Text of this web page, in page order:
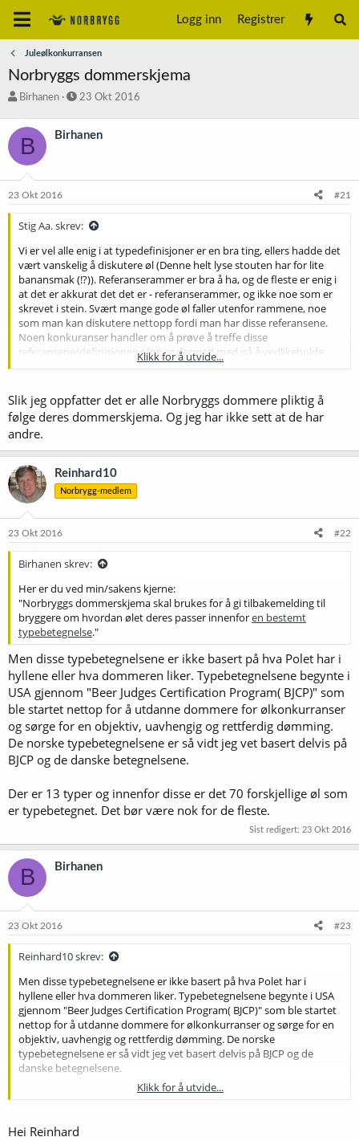
Logg inn Registrer
Juleølkonkurransen
Norbryggs dommerskjema
T
å
d
s
a
r
t
e
Birhanen
S
r
a
o
23 Okt 2016
B Birhanen
23 Okt 2016 #21
Stig Aa. skrev:
Vi er vel alle enig i at typedefinisjoner er en bra ting, ellers hadde det
vært vanskelig å diskutere øl (Denne helt lyse stouten har for lite
banansmak (!?)). Referanserammer er bra å ha, og de fleste er enig i
at det er akkurat det det er - referanserammer, og ikke noe som er
skrevet i stein. Svært mange gode øl faller utenfor rammene, noe
som man kan diskutere nettopp fordi man har disse referansene.
Noen konkuranser handler om å prøve å treffe disse
referansene/definisjonene (og er dermed med på å vedlikeholde
disse), andre konkuranser handler om andre kriterier (av mer
endrer seg over tid er vel heller ikke så rart.
Klikk for å utvide...
Slik jeg oppfatter det er alle Norbryggs dommere pliktig å
følge deres dommerskjema. Og jeg har ikke sett at de har
andre.
Reinhard10
Norbrygg-medlem
23 Okt 2016 #22
Birhanen skrev:
Her er du ved min/sakens kjerne:
"Norbryggs dommerskjema skal brukes for å gi tilbakemelding til
bryggere om hvordan ølet deres passer innenforen bestemt
typebetegnelse."
Men disse typebetegnelsene er ikke basert på hva Polet har i
hyllene eller hva dommeren liker. Typebetegnelsene begynte i
USA gjennom "Beer Judges Certification Program( BJCP)" som
ble startet nettop for å utdanne dommere for ølkonkurranser
og sørge for en objektiv, uavhengig og rettferdig dømming.
De norske typebetegnelsene er så vidt jeg vet basert delvis på
BJCP og de danske betegnelsene.
Der er 13 typer og innenfor disse er det 70 forskjellige øl som
er typebetegnet. Det bør være nok for de fleste.
Sist redigert: 23 Okt 2016
B Birhanen
23 Okt 2016 #23
Reinhard10 skrev:
Men disse typebetegnelsene er ikke basert på hva Polet har i
hyllene eller hva dommeren liker. Typebetegnelsene begynte i USA
gjennom "Beer Judges Certification Program( BJCP)" som ble startet
nettop for å utdanne dommere for ølkonkurranser og sørge for en
objektiv, uavhengig og rettferdig dømming. De norske
typebetegnelsene er så vidt jeg vet basert delvis på BJCP og de
danske betegnelsene.
Der er 13 typer og innenfor disse er det 70 forskjellige øl som er
Klikk for å utvide...
Hei Reinhard